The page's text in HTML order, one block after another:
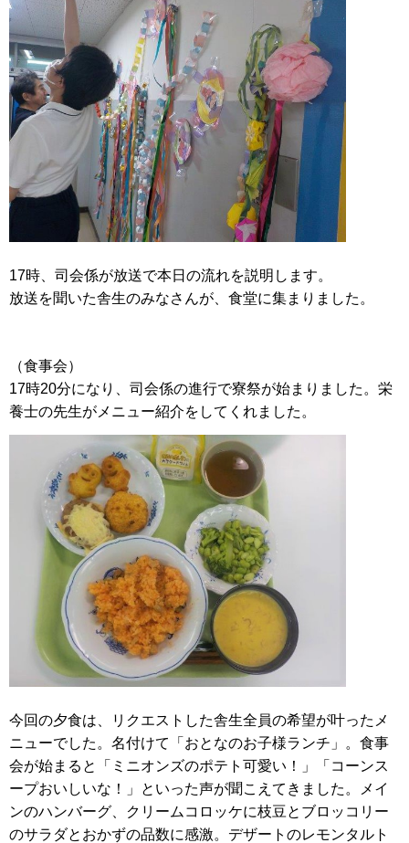
17時、司会係が放送で本日の流れを説明します。
放送を聞いた舎生のみなさんが、食堂に集まりました。
（食事会）
17時20分になり、司会係の進行で寮祭が始まりました。栄
養士の先生がメニュー紹介をしてくれました。
今回の夕食は、リクエストした舎生全員の希望が叶ったメ
ニューでした。名付けて「おとなのお子様ランチ」。食事
会が始まると「ミニオンズのポテト可愛い！」「コーンス
ープおいしいな！」といった声が聞こえてきました。メイ
ンのハンバーグ、クリームコロッケに枝豆とブロッコリー
のサラダとおかずの品数に感激。デザートのレモンタルト